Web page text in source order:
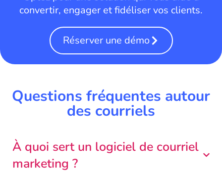
convertir, engager et fidéliser vos clients.
Réserver une démo
Questions fréquentes autour
des courriels
À quoi sert un logiciel de courriel
marketing ?